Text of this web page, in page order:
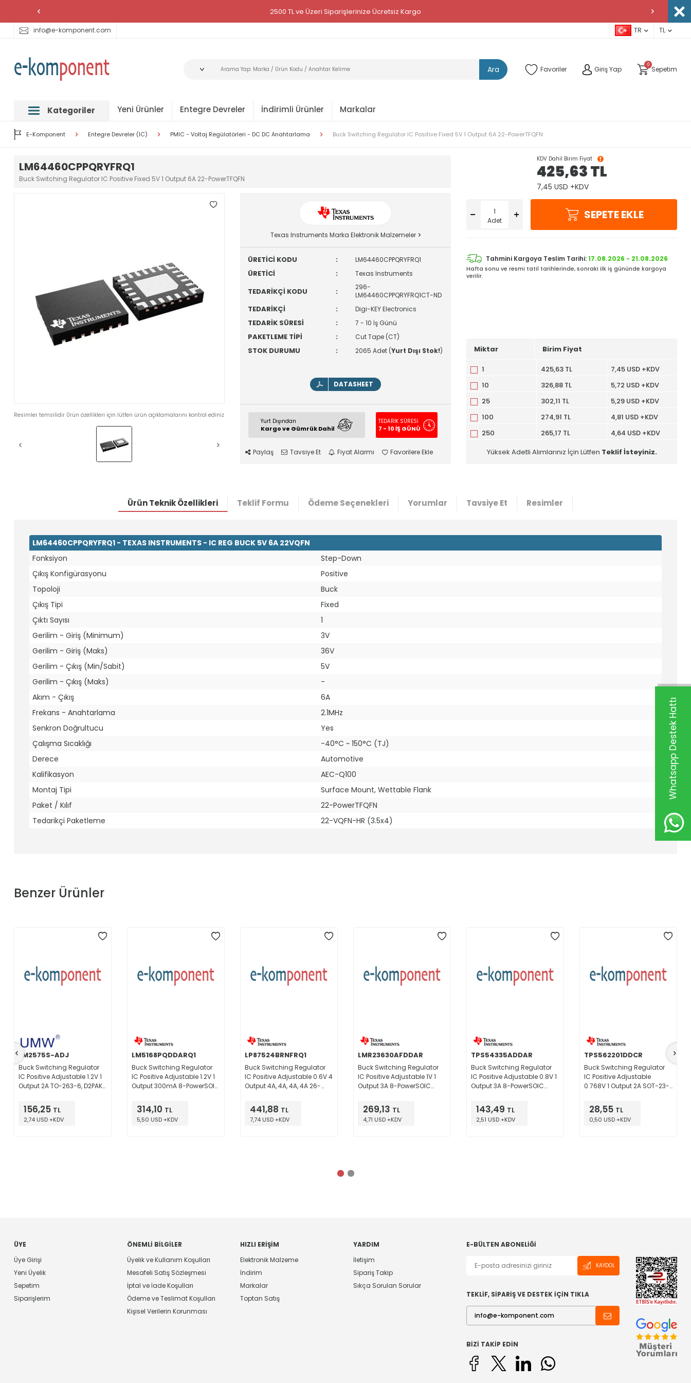
Whatsapp Destek Hattı
2500 TL ve Üzeri Siparişlerinize Ücretsiz Kargo
info@e-komponent.com TR TL
Ara Favoriler Giriş Yap
0
Sepetim
Kategoriler Yeni Ürünler Entegre Devreler İndirimli Ürünler Markalar
E-Komponent Entegre Devreler (IC) PMIC - Voltaj Regülatörleri - DC DC Anahtarlama Buck Switching Regulator IC Positive Fixed 5V 1 Output 6A 22-PowerTFQFN
LM64460CPPQRYFRQ1
Buck Switching Regulator IC Positive Fixed 5V 1 Output 6A 22-PowerTFQFN
Resimler temsilidir Ürün özellikleri için lütfen ürün açıklamalarını kontrol ediniz
Texas Instruments Marka Elektronik Malzemeler
ÜRETİCİ KODU : LM64460CPPQRYFRQ1
ÜRETİCİ : Texas Instruments
TEDARİKÇİ KODU :
296-
LM64460CPPQRYFRQ1CT-ND
TEDARİKÇİ : Digi-KEY Electronics
TEDARİK SÜRESİ : 7 - 10 İş Günü
PAKETLEME TİPİ : Cut Tape (CT)
STOK DURUMU : 2065 Adet (Yurt Dışı Stok!)
DATASHEET
Yurt Dışından
Kargo ve Gümrük Dahil
TEDARİK SÜRESİ
7 - 10 İŞ GÜNÜ
Paylaş Tavsiye Et Fiyat Alarmı Favorilere Ekle
KDV Dahil Birim Fiyat
425,63TL
7,45 USD +KDV
Adet SEPETE EKLE
Tahmini Kargoya Teslim Tarihi:17.08.2026 - 21.08.2026
Hafta sonu ve resmi tatil tarihlerinde, sonraki ilk iş gününde kargoya
verilir.
Miktar Birim Fiyat
1 425,63 TL
7,45 USD +KDV
10
326,88 TL
5,72 USD +KDV
25
302,11 TL
5,29 USD +KDV
100
274,91 TL
4,81 USD +KDV
250
265,17 TL
4,64 USD +KDV
Yüksek Adetli Alımlarınız İçin Lütfen Teklif İsteyiniz.
Ürün Teknik Özellikleri Teklif Formu Ödeme Seçenekleri Yorumlar Tavsiye Et Resimler
LM64460CPPQRYFRQ1 - TEXAS INSTRUMENTS - IC REG BUCK 5V 6A 22VQFN
Fonksiyon
Step-Down
Çıkış Konfigürasyonu
Positive
Topoloji
Buck
Çıkış Tipi
Fixed
Çıktı Sayısı
1
Gerilim - Giriş (Minimum)
3V
Gerilim - Giriş (Maks)
36V
Gerilim - Çıkış (Min/Sabit)
5V
Gerilim - Çıkış (Maks)
-
Akım - Çıkış
6A
Frekans - Anahtarlama
2.1MHz
Senkron Doğrultucu
Yes
Çalışma Sıcaklığı
-40°C ~ 150°C (TJ)
Derece
Automotive
Kalifikasyon
AEC-Q100
Montaj Tipi
Surface Mount, Wettable Flank
Paket / Kılıf
22-PowerTFQFN
Tedarikçi Paketleme
22-VQFN-HR (3.5x4)
Benzer Ürünler
LM2575S-ADJ
Buck Switching Regulator
IC Positive Adjustable 1.2V 1
Output 2A TO-263-6, D2PAK
156,25 TL
2,74 USD +KDV
LM5168PQDDARQ1
Buck Switching Regulator
IC Positive Adjustable 1.2V 1
Output 300mA 8-PowerSOIC
314,10 TL
5,50 USD +KDV
LP87524BRNFRQ1
Buck Switching Regulator
IC Positive Adjustable 0.6V 4
Output 4A, 4A, 4A, 4A 26-
441,88 TL
7,74 USD +KDV
LMR23630AFDDAR
Buck Switching Regulator
IC Positive Adjustable 1V 1
Output 3A 8-PowerSOIC
269,13 TL
4,71 USD +KDV
TPS54335ADDAR
Buck Switching Regulator
IC Positive Adjustable 0.8V 1
Output 3A 8-PowerSOIC
143,49 TL
2,51 USD +KDV
TPS562201DDCR
Buck Switching Regulator
IC Positive Adjustable
0.768V 1 Output 2A SOT-23-
28,55 TL
0,50 USD +KDV
ÜYE
Üye Girişi
Yeni Üyelik
Sepetim
Siparişlerim
ÖNEMLI BILGILER
Üyelik ve Kullanım Koşulları
Mesafeli Satış Sözleşmesi
İptal ve İade Koşulları
Ödeme ve Teslimat Koşulları
Kişisel Verilerin Korunması
HIZLI ERIŞIM
Elektronik Malzeme
İndirim
Markalar
Toptan Satış
YARDIM
İletişim
Sipariş Takip
Sıkça Sorulan Sorular
E-BÜLTEN ABONELIĞI
KAYDOL
TEKLİF, SİPARİŞ VE DESTEK İÇİN TIKLA
BIZI TAKIP EDIN